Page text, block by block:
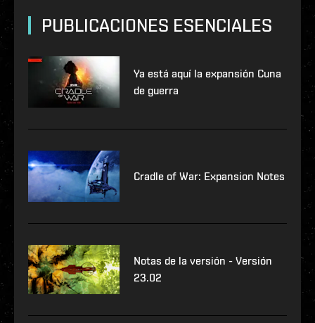
PUBLICACIONES ESENCIALES
Ya está aquí la expansión Cuna
de guerra
Cradle of War: Expansion Notes
Notas de la versión - Versión
23.02